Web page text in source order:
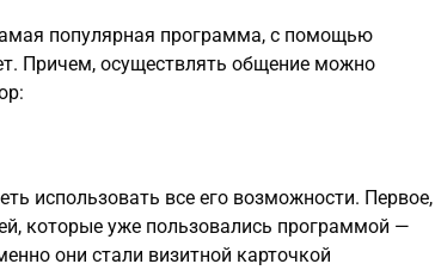
популярная программа, с помощью
Причем, осуществлять общение можно
использовать все его возможности. Первое,
которые уже пользовались программой —
они стали визитной карточкой